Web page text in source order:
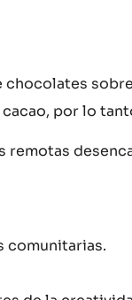
por lo
comunitarias.